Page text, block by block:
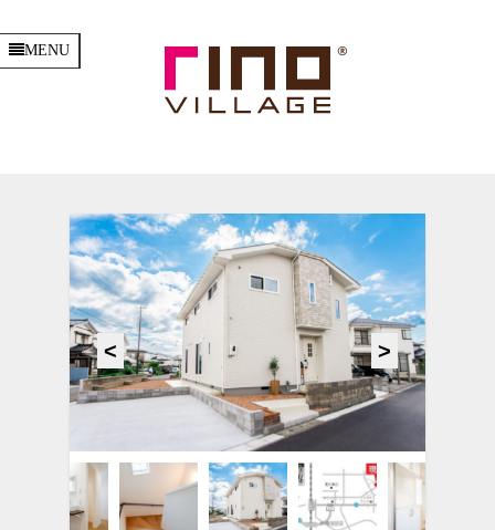
MENU